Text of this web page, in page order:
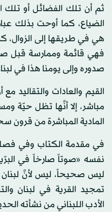
ثم أن تلك الفضائل أو تلك
الضياع، كما أوحت بذلك
هي في طريقها إلى الزوال،
صدوره وإلى يومنا هذا في
القيم والعادات
مباشر، إلا أنَّها تظل حيّة
المادية المباشرة من قرون
في مقدمة الكتاب وفي
نفسه «صوتاً صارخاً في
ليس صحيحاً، ليس لأنَّ
تمجيد القرية في لبنان
الأدب اللبناني من نشأته